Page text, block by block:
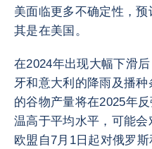
美面临更多不确定性，
其是在美国。
在2024年出现大幅下滑
牙和意大利的降雨及播种
的谷物产量将在2025年
温高于平均水平，可能会
欧盟自7月1日起对俄罗